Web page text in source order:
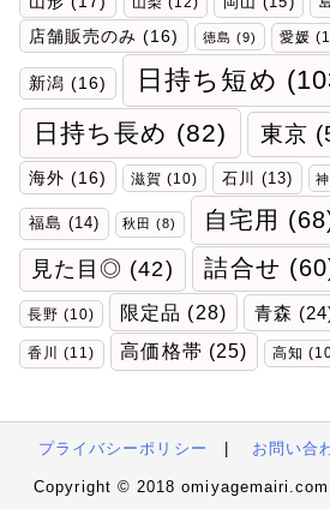
店舗販売のみ (16) 徳島 (9) 愛媛
新潟 (16) 日持ち短め
日持ち長め (82) 東京
海外 (16) 滋賀 (10) 石川 (13)
福島 (14) 秋田 (8) 自宅用
見た目◎ (42) 詰合せ
長野 (10) 限定品 (28) 青森
香川 (11) 高価格帯 (25) 高知
プライバシーポリシー お問い合
Copyright © 2018